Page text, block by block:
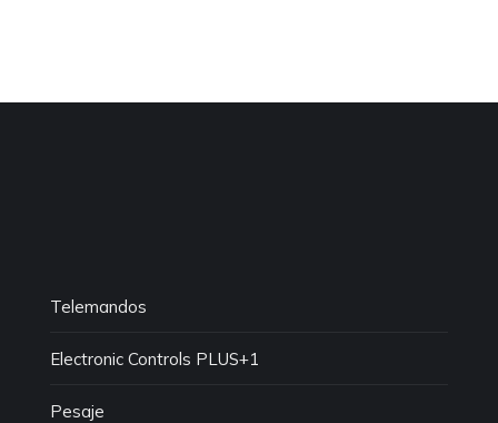
Telemandos
Electronic Controls PLUS+1
Pesaje